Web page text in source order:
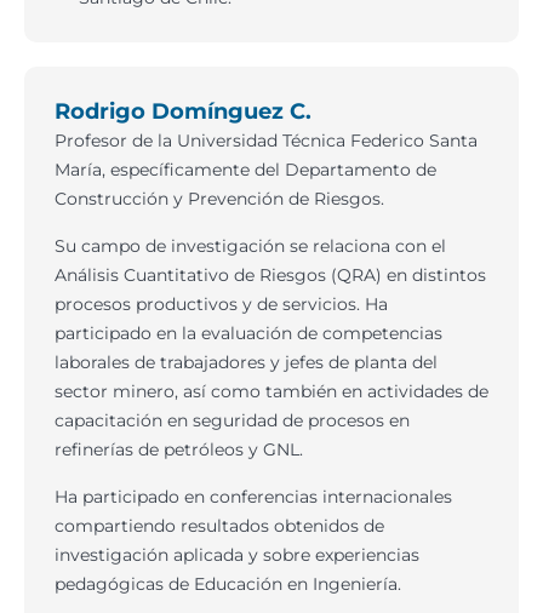
Rodrigo Domínguez C.
Profesor de la Universidad Técnica Federico Santa
María, específicamente del Departamento de
Construcción y Prevención de Riesgos.
Su campo de investigación se relaciona con el
Análisis Cuantitativo de Riesgos (QRA) en distintos
procesos productivos y de servicios. Ha
participado en la evaluación de competencias
laborales de trabajadores y jefes de planta del
sector minero, así como también en actividades de
capacitación en seguridad de procesos en
refinerías de petróleos y GNL.
Ha participado en conferencias internacionales
compartiendo resultados obtenidos de
investigación aplicada y sobre experiencias
pedagógicas de Educación en Ingeniería.